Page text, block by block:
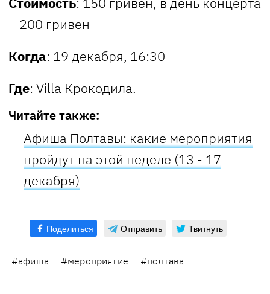
– 200 гривен
Когда: 19 декабря, 16:30
Где: Villa Крокодила.
Читайте также:
Афиша Полтавы: какие мероприятия
пройдут на этой неделе (13 - 17
декабря)
Поделиться Отправить Твитнуть
#афиша #мероприятие #полтава